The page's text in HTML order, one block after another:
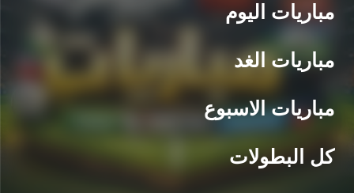
مباريات اليوم
مباريات الغد
مباريات الاسبوع
كل البطولات